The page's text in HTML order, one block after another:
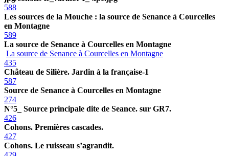
588
Les sources de la Mouche : la source de Senance à Courcelles
en Montagne
589
La source de Senance à Courcelles en Montagne
La source de Senance à Courcelles en Montagne
435
Château de Silière. Jardin à la française-1
587
Source de Senance à Courcelles en Montagne
274
N°5_ Source principale dite de Seance. sur GR7.
426
Cohons. Premières cascades.
427
Cohons. Le ruisseau s’agrandit.